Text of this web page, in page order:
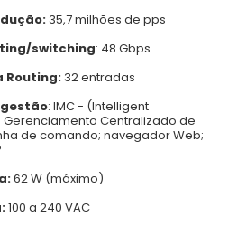
35,7 milhões de pps
switching: 48 Gbps
Routing: 32 entradas
: IMC - (Intelligent
Centralizado de
de comando; navegador Web;
62 W (máximo)
100 a 240 VAC